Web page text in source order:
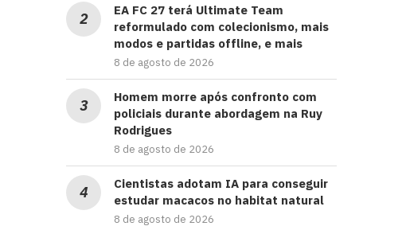
EA FC 27 terá Ultimate Team
reformulado com colecionismo, mais
modos e partidas offline, e mais
8 de agosto de 2026
Homem morre após confronto com
policiais durante abordagem na Ruy
Rodrigues
8 de agosto de 2026
Cientistas adotam IA para conseguir
estudar macacos no habitat natural
8 de agosto de 2026